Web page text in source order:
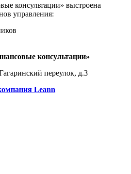
консультации» выстроена
управления:
консультации»
переулок, д.3
Leann